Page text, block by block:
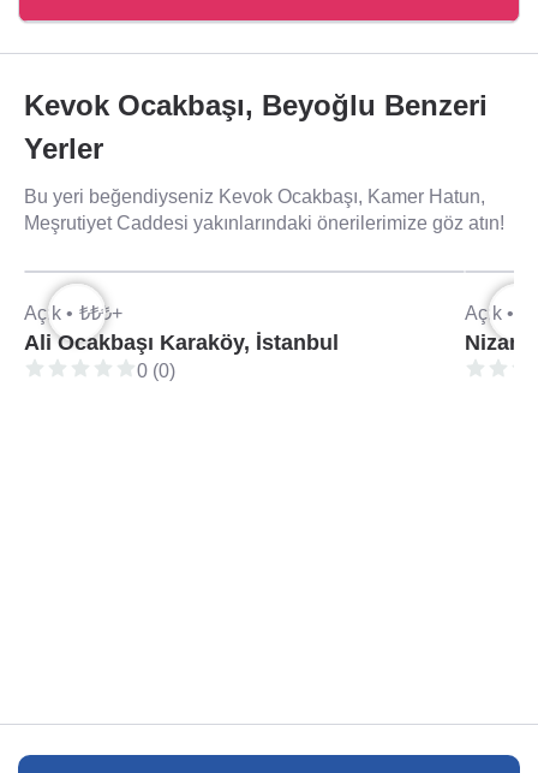
Kevok Ocakbaşı, Beyoğlu Benzeri
Yerler
Bu yeri beğendiyseniz Kevok Ocakbaşı, Kamer Hatun,
Meşrutiyet Caddesi yakınlarındaki önerilerimize göz atın!
Açık • ₺₺₺+
Ali Ocakbaşı Karaköy, İstanbul
0 (0)
Açık •
Nizam